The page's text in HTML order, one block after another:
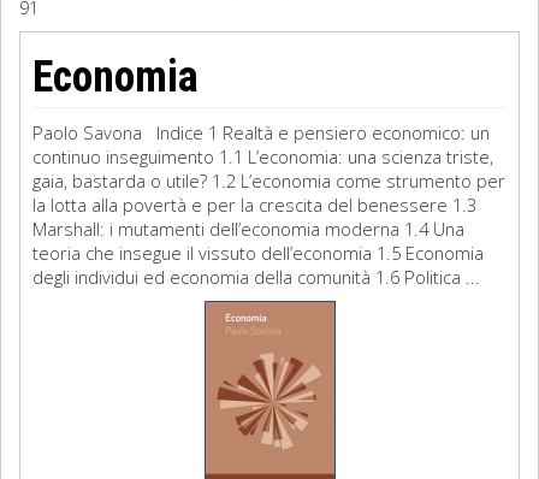
Filosofia
Storia
Matematica
Diritto
91
Economia
Paolo Savona Indice 1 Realtà e pensiero economico: un
continuo inseguimento 1.1 L’economia: una scienza triste,
gaia, bastarda o utile? 1.2 L’economia come strumento per
la lotta alla povertà e per la crescita del benessere 1.3
Marshall: i mutamenti dell’economia moderna 1.4 Una
teoria che insegue il vissuto dell’economia 1.5 Economia
degli individui ed economia della comunità 1.6 Politica ...